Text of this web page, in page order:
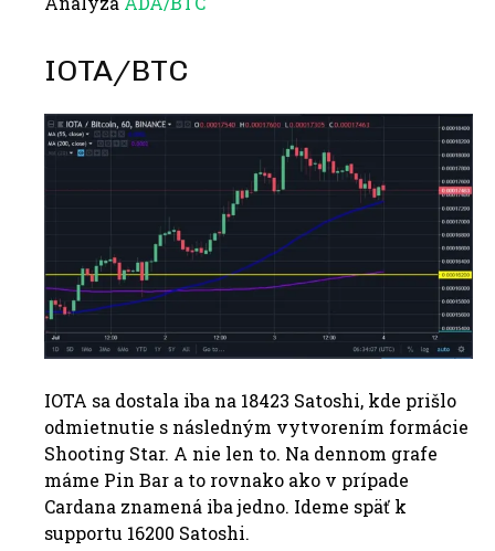
IOTA/BTC
IOTA sa dostala iba na 18423 Satoshi, kde prišlo
odmietnutie s následným vytvorením formácie
Shooting Star. A nie len to. Na dennom grafe
máme Pin Bar a to rovnako ako v prípade
Cardana znamená iba jedno. Ideme späť k
supportu 16200 Satoshi.